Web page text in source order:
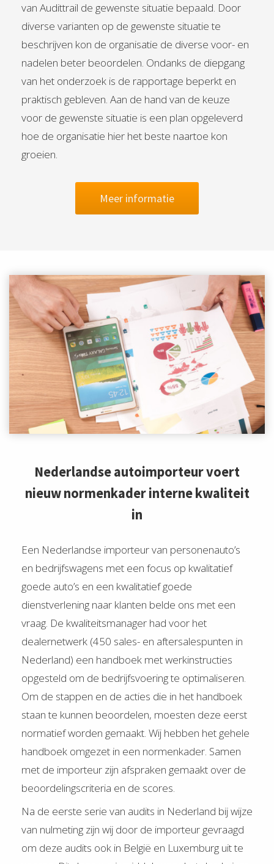
van Audittrail de gewenste situatie bepaald. Door
diverse varianten op de gewenste situatie te
beschrijven kon de organisatie de diverse voor- en
nadelen beter beoordelen. Ondanks de diepgang
van het onderzoek is de rapportage beperkt en
praktisch gebleven. Aan de hand van de keuze
voor de gewenste situatie is een plan opgeleverd
hoe de organisatie hier het beste naartoe kon
groeien.
Meer informatie
Nederlandse autoimporteur voert
nieuw normenkader interne kwaliteit
in
Een Nederlandse importeur van personenauto’s
en bedrijfswagens met een focus op kwalitatief
goede auto’s en een kwalitatief goede
dienstverlening naar klanten belde ons met een
vraag. De kwaliteitsmanager had voor het
dealernetwerk (450 sales- en aftersalespunten in
Nederland) een handboek met werkinstructies
opgesteld om de bedrijfsvoering te optimaliseren.
Om de stappen en de acties die in het handboek
staan te kunnen beoordelen, moesten deze eerst
normatief worden gemaakt. Wij hebben het gehele
handboek omgezet in een normenkader. Samen
met de importeur zijn afspraken gemaakt over de
beoordelingscriteria en de scores.
Na de eerste serie van audits in Nederland bij wijze
van nulmeting zijn wij door de importeur gevraagd
om deze audits ook in België en Luxemburg uit te